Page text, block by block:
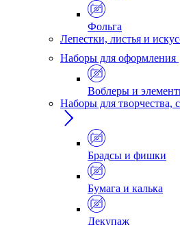
Фольга
Лепестки, листья и
Наборы для оформления
Воблеры и
Наборы для творчества,
Брадсы и фишки
Бумага и калька
Декупаж